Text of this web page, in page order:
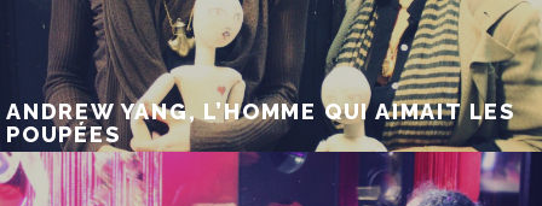
ANDREW YANG, L’HOMME QUI AIMAIT LES
POUPÉES